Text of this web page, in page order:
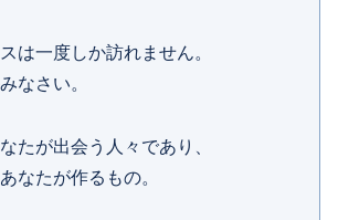
は一度しか訪れません。
なさい。
たが出会う人々であり、
なたが作るもの。